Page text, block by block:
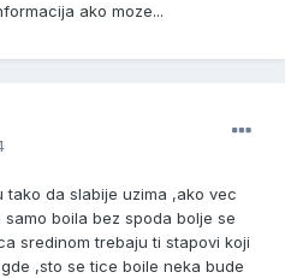
ako moze...
da slabije uzima ,ako vec
boila bez spoda bolje se
sredinom trebaju ti stapovi koji
,sto se tice boile neka bude